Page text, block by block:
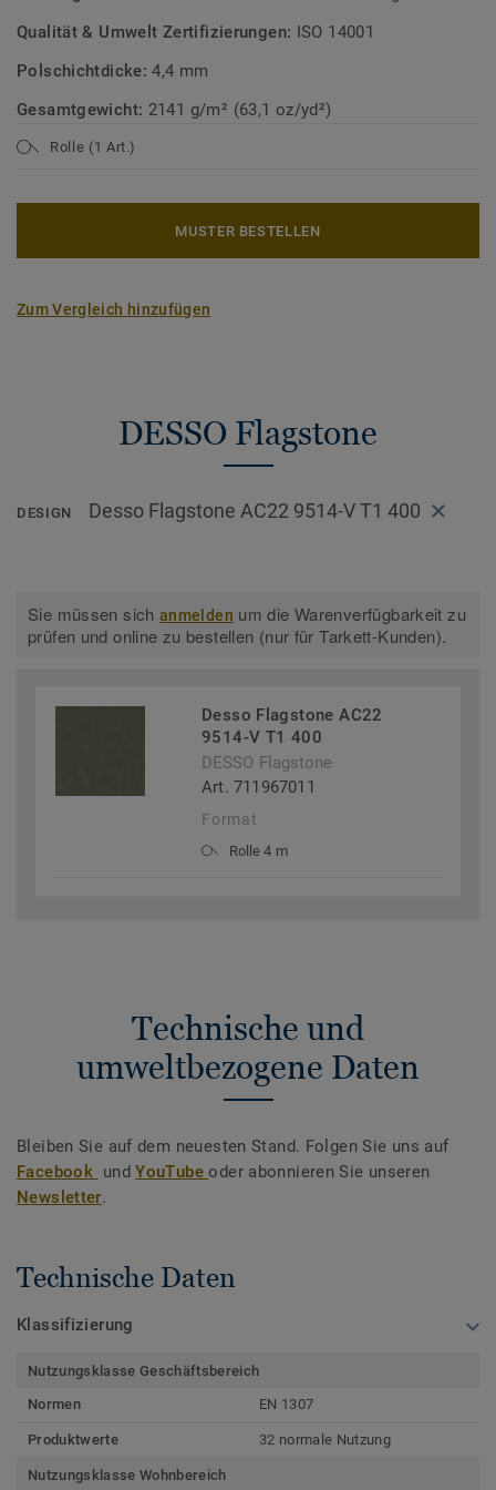
Qualität & Umwelt Zertifizierungen: ISO 14001
Polschichtdicke:4,4 mm
Gesamtgewicht: 2141 g/m² (63,1 oz/yd²)
Rolle (1 Art.)
MUSTER BESTELLEN
Zum Vergleich hinzufügen
DESSO Flagstone
DESIGN Desso Flagstone AC22 9514-V T1 400
Sie müssen sichanmelden um die Warenverfügbarkeit zu
prüfen und online zu bestellen (nur für Tarkett-Kunden).
Desso Flagstone AC22
9514-V T1 400
DESSO Flagstone
Art. 711967011
Format
Rolle 4 m
Technische und
umweltbezogene Daten
Bleiben Sie auf dem neuesten Stand. Folgen Sie uns auf
Facebook undYouTubeoder abonnieren Sie unseren
Newsletter.
Technische Daten
Klassifizierung
Nutzungsklasse Geschäftsbereich
Normen
EN 1307
Produktwerte 32 normale Nutzung
Nutzungsklasse Wohnbereich